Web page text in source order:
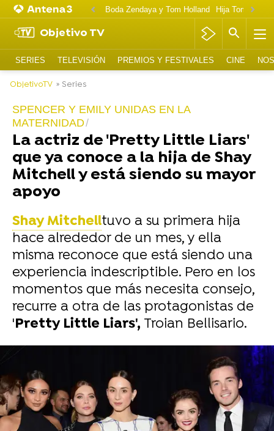
Boda Zendaya y Tom Holland Hija Tom
Objetivo TV
SERIES TELEVISIÓN PREMIOS Y FESTIVALES CINE
ObjetivoTV » Series
SPENCER Y EMILY UNIDAS EN LA
MATERNIDAD
La actriz de 'Pretty Little Liars'
que ya conoce a la hija de Shay
Mitchell y está siendo su mayor
apoyo
Shay Mitchelltuvo a su primera hija
hace alrededor de un mes, y ella
misma reconoce que está siendo una
experiencia indescriptible. Pero en los
momentos que más necesita consejo,
recurre a otra de las protagonistas de
'Pretty Little Liars', Troian Bellisario.
-